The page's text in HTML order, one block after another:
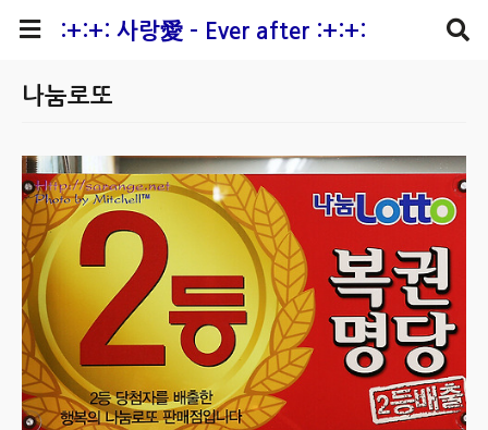
:+:+: 사랑愛 - Ever after :+:+:
나눔로또